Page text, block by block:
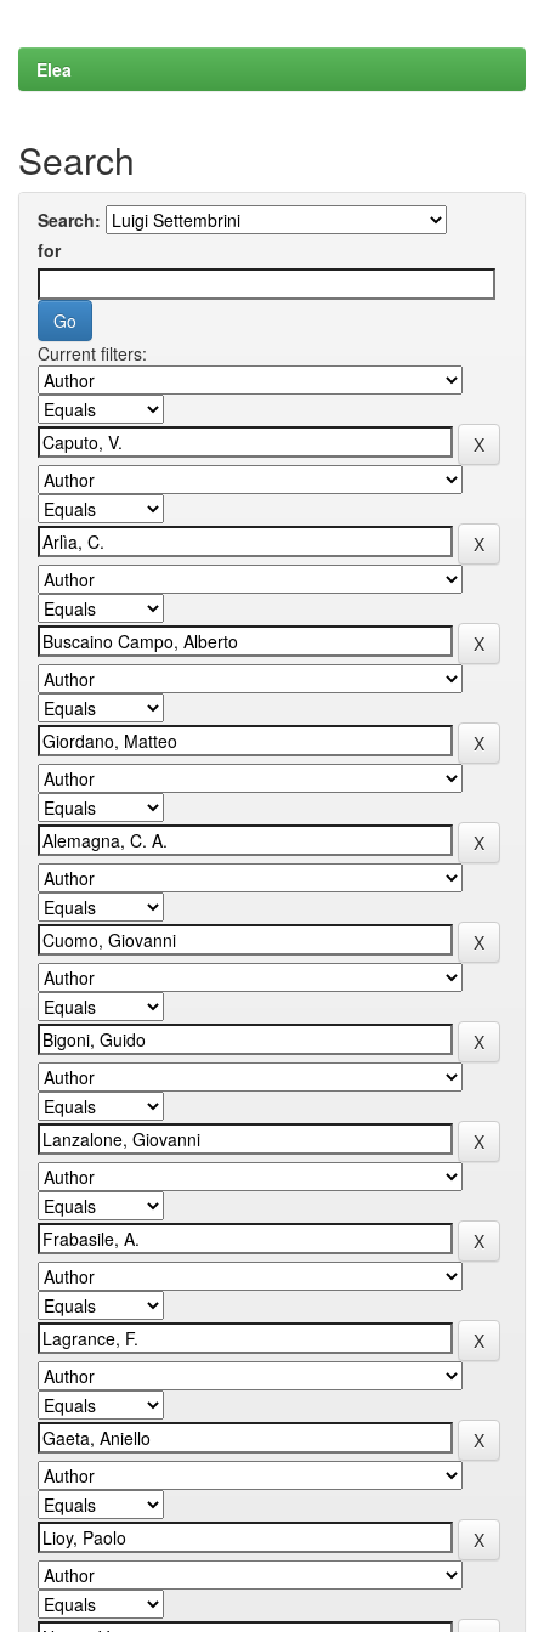
Elea
Search
Search:
for
Current filters: